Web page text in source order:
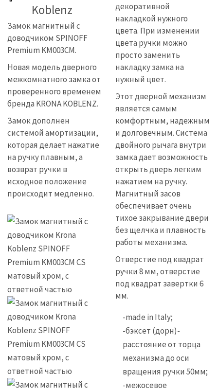
Koblenz
Замок магнитный с
доводчиком SPINOFF
Premium KM003CM.
Новая модель дверного
межкомнатного замка от
проверенного временем
бренда KRONA KOBLENZ.
Замок дополнен
системой амортизации,
которая делает нажатие
на ручку плавным, а
возврат ручки в
исходное положение
происходит медленно.
декоративной
накладкой нужного
цвета. При изменении
цвета ручки можно
просто заменить
накладку замка на
нужный цвет.
Этот дверной механизм
является самым
комфортным, надежным
и долговечным. Система
двойного рычага внутри
замка дает возможность
открыть дверь легким
нажатием на ручку.
Магнитный засов
обеспечивает очень
тихое закрывание двери
без щелчка и плавность
работы механизма.
Отверстие под квадрат
ручки 8 мм, отверстие
под квадрат завертки 6
мм.
-made in Italy;
-бэксет (дорн)-
расстояние от торца
механизма до оси
вращения ручки 50мм;
-межосевое